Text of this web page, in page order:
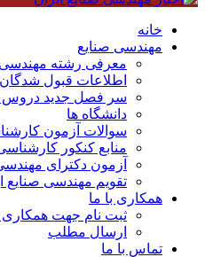
خانه
مهندسی صنایع
معرفی رشته مهندسی
اطلاعات قبول
سر فصل جدید دروس
دانشگاه ها
سوالات آزمون
منابع کنکور
آزمون دکترای
تقویم مهندسی صنایع
همکاری با ما
ثبت نام جهت همکاری
ارسال مطلب
تماس با ما